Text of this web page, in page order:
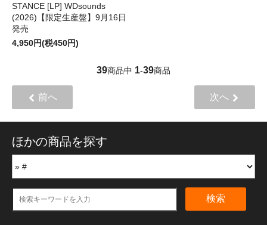
STANCE [LP] WDsounds
(2026)【限定生産盤】9月16日
発売
4,950円(税450円)
39商品中 1-39商品
前へ 次へ
ほかの商品を探す
検索